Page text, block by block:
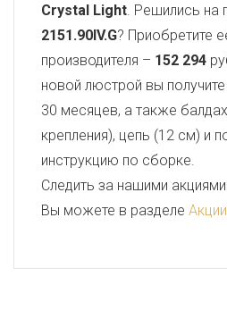
Crystal Light. Решились на
2151.90IV.G? Приобретите
производителя – 152 294
новой люстрой вы
30 месяцев, а также
крепления), цепь (12 см) и
инструкцию по сборке.
Следить за нашими
Вы можете в разделе Акции